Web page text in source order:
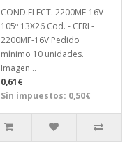
COND.ELECT. 2200MF-16V
105º 13X26 Cod. - CERL-
2200MF-16V Pedido
mínimo 10 unidades.
Imagen ..
0,61€
Sin impuestos: 0,50€